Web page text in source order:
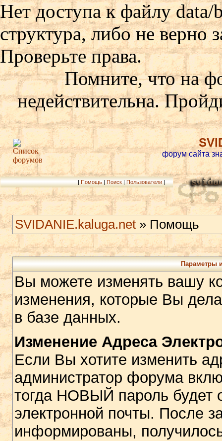
Нет доступа к файлу
структура, либо не верно
Проверьте права.
Помните, что на
недействительна.
форум сайта
| Помощь | Поиск | Пользователи |
SVIDANIE.kaluga.net» Помощь
Параметры
Вы можете изменять вашу
изменения, которые Вы
в базе данных.
Изменение Адреса
Если Вы хотите изменить
администратор форума
тогда НОВЫЙ пароль будет
электронной почты. После
информированы,